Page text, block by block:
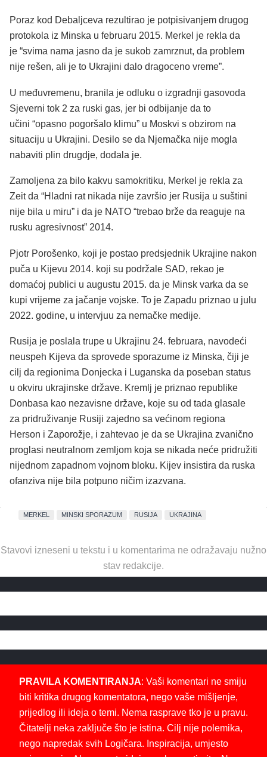
Poraz kod Debaljceva rezultirao je potpisivanjem drugog
protokola iz Minska u februaru 2015. Merkel je rekla da
je “svima nama jasno da je sukob zamrznut, da problem
nije rešen, ali je to Ukrajini dalo dragoceno vreme”.
U međuvremenu, branila je odluku o izgradnji gasovoda
Sjeverni tok 2 za ruski gas, jer bi odbijanje da to
učini “opasno pogoršalo klimu” u Moskvi s obzirom na
situaciju u Ukrajini. Desilo se da Njemačka nije mogla
nabaviti plin drugdje, dodala je.
Zamoljena za bilo kakvu samokritiku, Merkel je rekla za
Zeit da “Hladni rat nikada nije završio jer Rusija u suštini
nije bila u miru” i da je NATO “trebao brže da reaguje na
rusku agresivnost” 2014.
Pjotr ​​Porošenko, koji je postao predsjednik Ukrajine nakon
puča u Kijevu 2014. koji su podržale SAD, rekao je
domaćoj publici u augustu 2015. da je Minsk varka da se
kupi vrijeme za jačanje vojske. To je Zapadu priznao u julu
2022. godine, u intervjuu za nemačke medije.
Rusija je poslala trupe u Ukrajinu 24. februara, navodeći
neuspeh Kijeva da sprovede sporazume iz Minska, čiji je
cilj da regionima Donjecka i Luganska da poseban status
u okviru ukrajinske države. Kremlj je priznao republike
Donbasa kao nezavisne države, koje su od tada glasale
za pridruživanje Rusiji zajedno sa većinom regiona
Herson i Zaporožje, i zahtevao je da se Ukrajina zvanično
proglasi neutralnom zemljom koja se nikada neće pridružiti
nijednom zapadnom vojnom bloku. Kijev insistira da ruska
ofanziva nije bila potpuno ničim izazvana.
MERKEL MINSKI SPORAZUM RUSIJA UKRAJINA
Stavovi izneseni u tekstu i u komentarima ne odražavaju nužno
stav redakcije.
PRAVILA KOMENTIRANJA: Vaši komentari ne smiju
biti kritika drugog komentatora, nego vaše mišljenje,
prijedlog ili ideja o temi. Nema rasprave tko je u pravu.
Čitatelji neka zaključe što je istina. Cilj nije polemika,
nego napredak svih Logičara. Inspiracija, umjesto